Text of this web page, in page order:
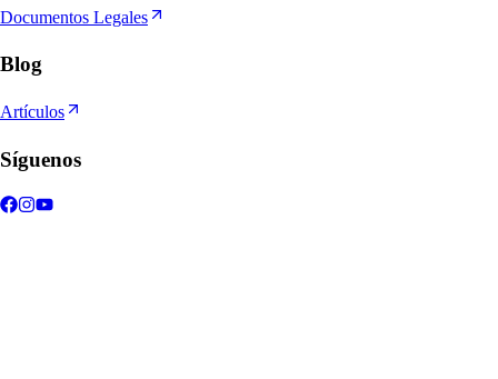
Documentos Legales
Blog
Artículos
Síguenos